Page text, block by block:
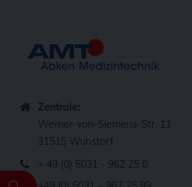
Zentrale:
Werner-von-Siemens-Str. 11
31515 Wunstorf
+ 49 (0) 5031 - 962 25 0